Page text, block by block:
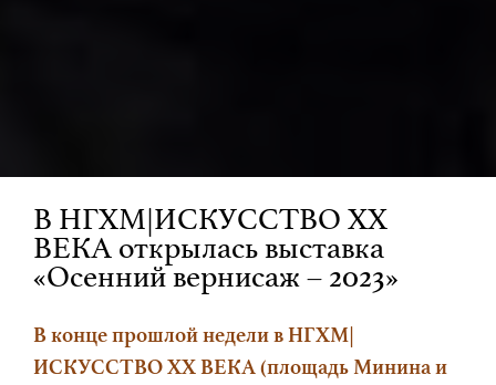
В НГХМ|ИСКУССТВО XX
ВЕКА открылась выставка
«Осенний вернисаж – 2023»
В конце прошлой недели в НГХМ|
ИСКУССТВО XX ВЕКА (площадь Минина и